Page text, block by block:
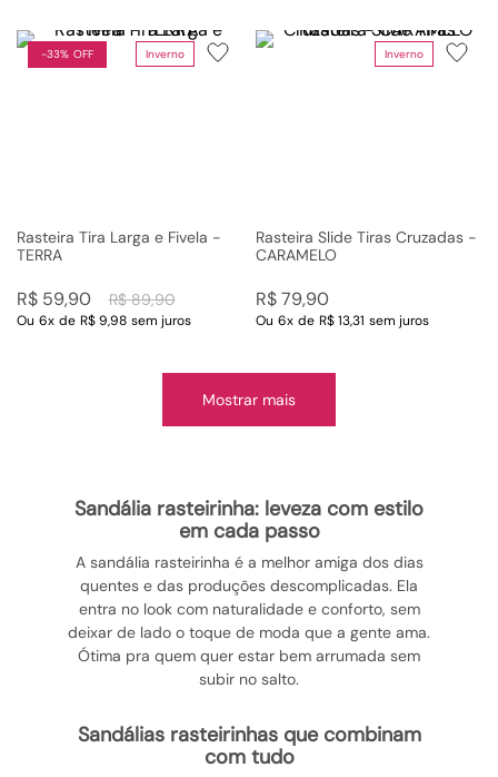
-33% Inverno
33%
Rasteira Tira Larga e Fivela -
TERRA
R$ 89,90
R$ 59,90
Ou 6x de R$ 9,98 sem juros
Inverno
Rasteira Slide Tiras Cruzadas -
CARAMELO
R$79,90
Ou 6x de R$ 13,31 sem juros
Mostrar mais
sandália rasteirinha: leveza com estilo
em cada passo
A sandália rasteirinha é a melhor amiga dos dias
quentes e das produções descomplicadas. Ela
entra no look com naturalidade e conforto, sem
deixar de lado o toque de moda que a gente ama.
Ótima pra quem quer estar bem arrumada sem
subir no salto.
sandálias rasteirinhas que combinam
com tudo